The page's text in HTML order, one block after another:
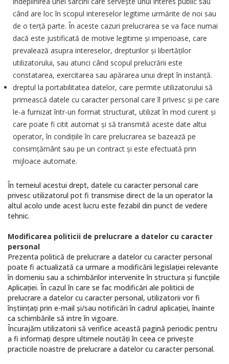
când are loc în scopul intereselor legitime urmărite de noi sau
de o terță parte. În aceste cazuri prelucrarea se va face numai
dacă este justificată de motive legitime și imperioase, care
prevalează asupra intereselor, drepturilor și libertăților
utilizatorului, sau atunci când scopul prelucrării este
constatarea, exercitarea sau apărarea unui drept în instanță.
dreptul la portabilitatea datelor, care permite utilizatorului să
primească datele cu caracter personal care îl privesc şi pe care
le-a furnizat într-un format structurat, utilizat în mod curent şi
care poate fi citit automat și să transmită aceste date altui
operator, în condițiile în care prelucrarea se bazează pe
consimțământ sau pe un contract și este efectuată prin
mijloace automate.
În temeiul acestui drept, datele cu caracter personal care
privesc utilizatorul pot fi transmise direct de la un operator la
altul acolo unde acest lucru este fezabil din punct de vedere
tehnic.
Modificarea politicii de prelucrare a datelor cu caracter
personal
Prezenta politică de prelucrare a datelor cu caracter personal
poate fi actualizată ca urmare a modificării legislației relevante
în domeniu sau a schimbărilor intervenite în structura și funcțiile
Aplicației. În cazul în care se fac modificări ale politicii de
prelucrare a datelor cu caracter personal, utilizatorii vor fi
înștiințați prin e-mail și/sau notificări în cadrul aplicației, înainte
ca schimbările să intre în vigoare.
Încurajăm utilizatorii să verifice această pagină periodic pentru
a fi informați despre ultimele noutăți în ceea ce privește
practicile noastre de prelucrare a datelor cu caracter personal.